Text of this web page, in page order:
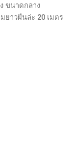
ขนาดกลาง
ยาวผืนล่ะ 20 เมตร